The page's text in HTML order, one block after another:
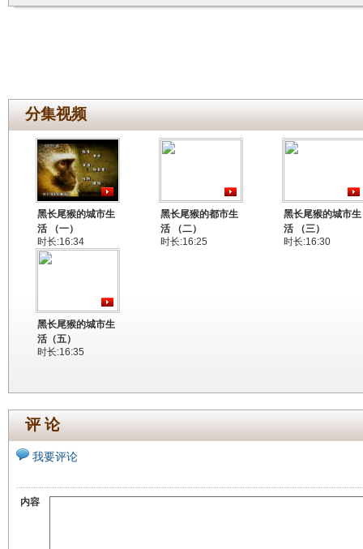
分集视频
黑长尾猴的城市生
活 （一）
时长:16:34
黑长尾猴的都市生
活 （二）
时长:16:25
黑长尾猴的城市生
活 （三）
时长:16:30
黑长尾猴的城市生
活（五）
时长:16:35
评 论
我要评论
内容